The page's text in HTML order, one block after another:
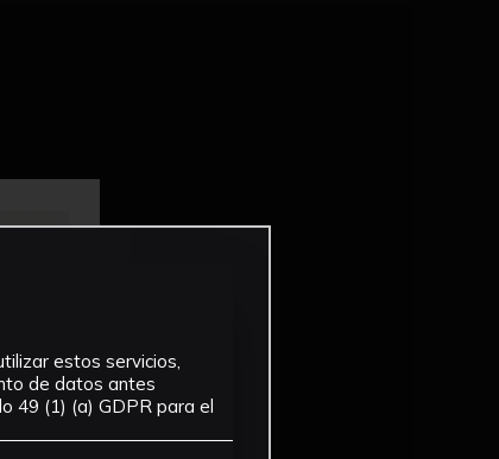
estos servicios,
de datos antes
49 (1) (a) GDPR para el